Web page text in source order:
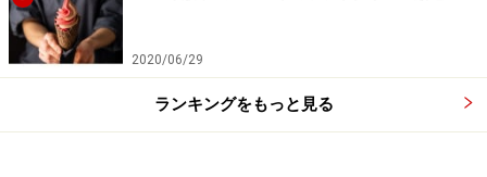
2020/06/29
ランキングをもっと見る